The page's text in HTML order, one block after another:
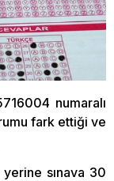
numaralı
fark ettiği ve
sınava 30